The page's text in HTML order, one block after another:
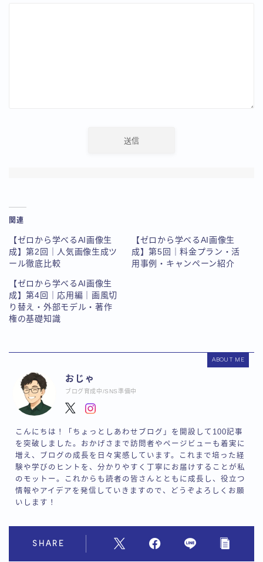
関連
【ゼロから学べるAI画像生
成】第2回｜人気画像生成ツ
ール徹底比較
【ゼロから学べるAI画像生
成】第5回｜料金プラン・活
用事例・キャンペーン紹介
【ゼロから学べるAI画像生
成】第4回｜応用編｜画風切
り替え・外部モデル・著作
権の基礎知識
ABOUT ME
おじゃ
ブログ育成中/SNS準備中
こんにちは！「ちょっとしあわせブログ」を開設して100記事
を突破しました。おかげさまで訪問者やページビューも着実に
増え、ブログの成長を日々実感しています。これまで培った経
験や学びのヒントを、分かりやすく丁寧にお届けすることが私
のモットー。これからも読者の皆さんとともに成長し、役立つ
情報やアイデアを発信していきますので、どうぞよろしくお願
いします！
SHARE